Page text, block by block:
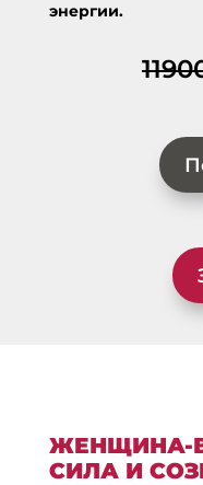
энергии.
ЖЕНЩИНА-
СИЛА И